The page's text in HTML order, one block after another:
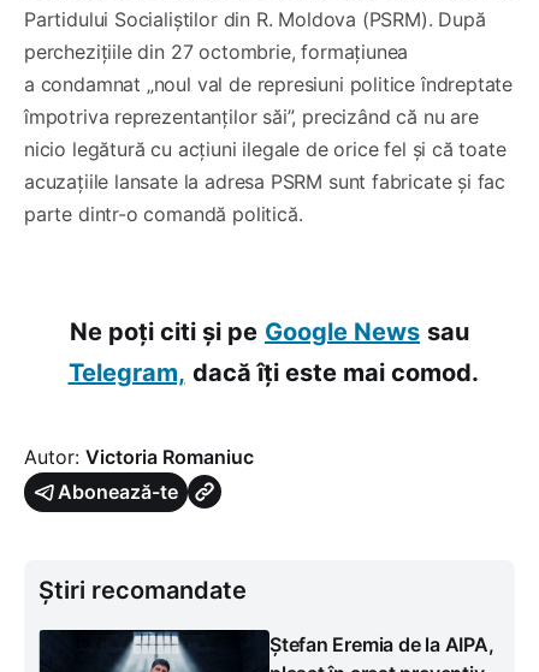
Partidului Socialiștilor din R. Moldova (PSRM). După
perchezițiile din 27 octombrie, formațiunea
a condamnat „noul val de represiuni politice îndreptate
împotriva reprezentanților săi”, precizând că nu are
nicio legătură cu acțiuni ilegale de orice fel și că toate
acuzațiile lansate la adresa PSRM sunt fabricate și fac
parte dintr-o comandă politică.
Ne poți citi și pe Google News sau
Telegram, dacă îți este mai comod.
Autor: Victoria Romaniuc
Abonează-te
Știri recomandate
Ștefan Eremia de la AIPA,